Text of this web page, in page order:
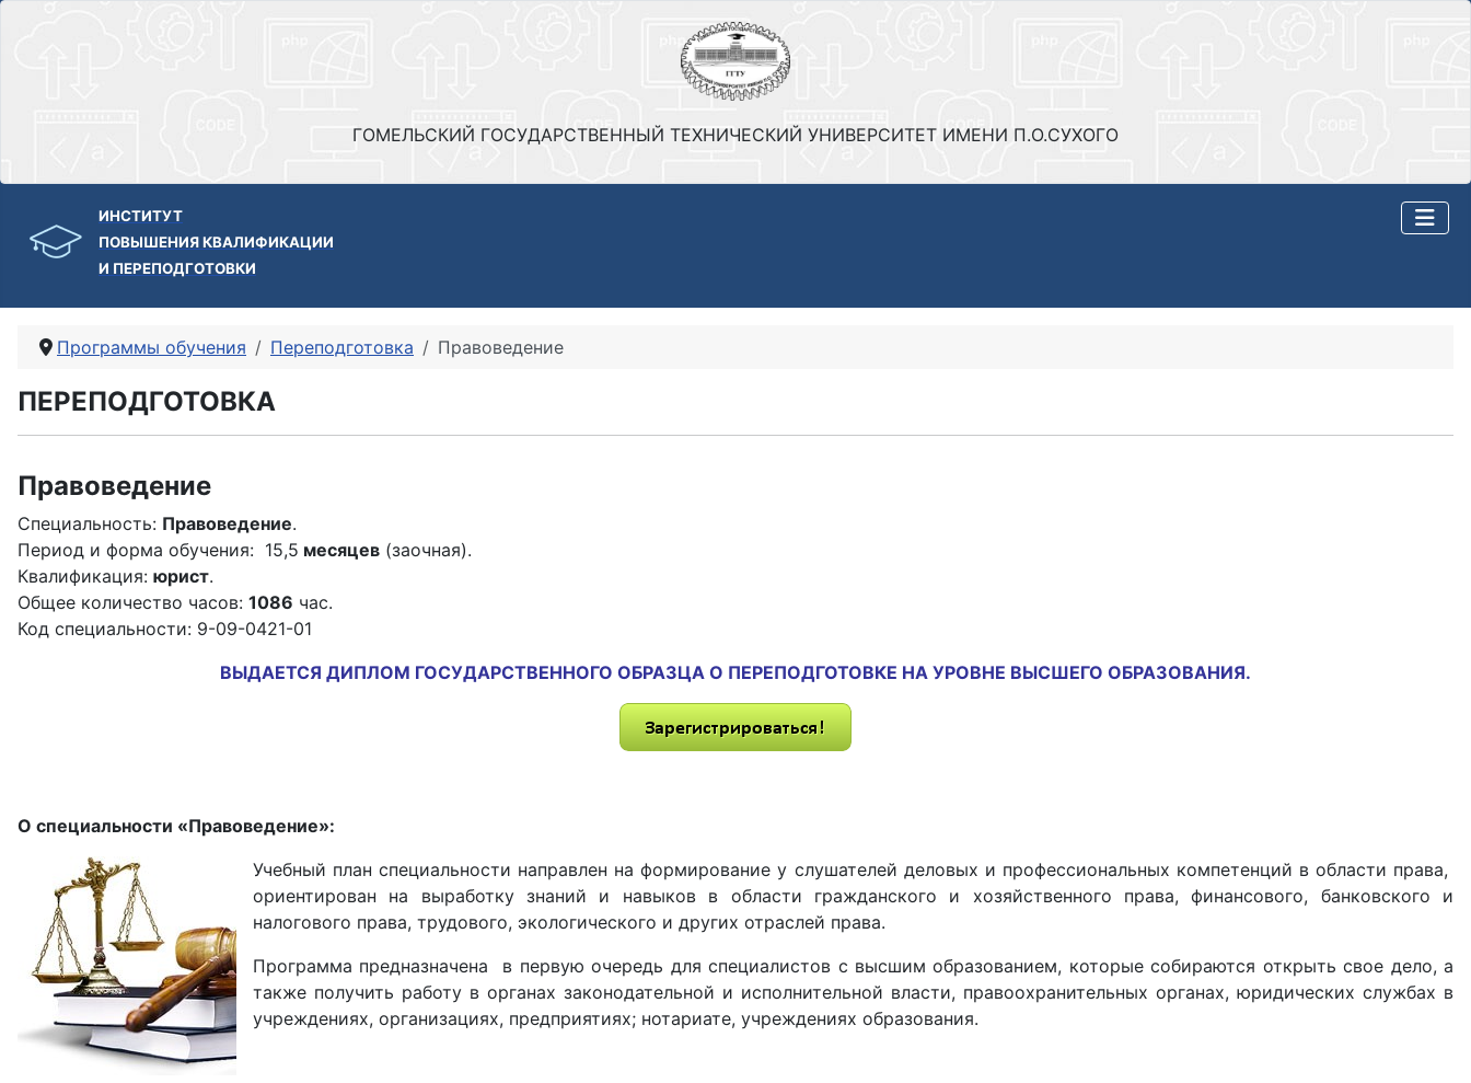
ГОМЕЛЬСКИЙ ГОСУДАРСТВЕННЫЙ ТЕХНИЧЕСКИЙ УНИВЕРСИТЕТ ИМЕНИ П.О.СУХОГО
ИНСТИТУТ
ПОВЫШЕНИЯ КВАЛИФИКАЦИИ
И ПЕРЕПОДГОТОВКИ
Программы обучения Переподготовка Правоведение
ПЕРЕПОДГОТОВКА
Правоведение
Специальность: Правоведение.
Период и форма обучения: 15,5 месяцев (заочная).
Квалификация: юрист.
Общее количество часов: 1086 час.
Код специальности: 9-09-0421-01
ВЫДАЕТСЯ ДИПЛОМ ГОСУДАРСТВЕННОГО ОБРАЗЦА О ПЕРЕПОДГОТОВКЕ НА УРОВНЕ ВЫСШЕГО ОБРАЗОВАНИЯ.
О специальности «Правоведение»:
Учебный план специальности направлен на формирование у слушателей деловых и профессиональных компетенций в области права,
ориентирован на выработку знаний и навыков в области гражданского и хозяйственного права, финансового, банковского и
налогового права, трудового, экологического и других отраслей права.
Программа предназначена в первую очередь для специалистов с высшим образованием, которые собираются открыть свое дело, а
также получить работу в органах законодательной и исполнительной власти, правоохранительных органах, юридических службах в
учреждениях, организациях, предприятиях; нотариате, учреждениях образования.